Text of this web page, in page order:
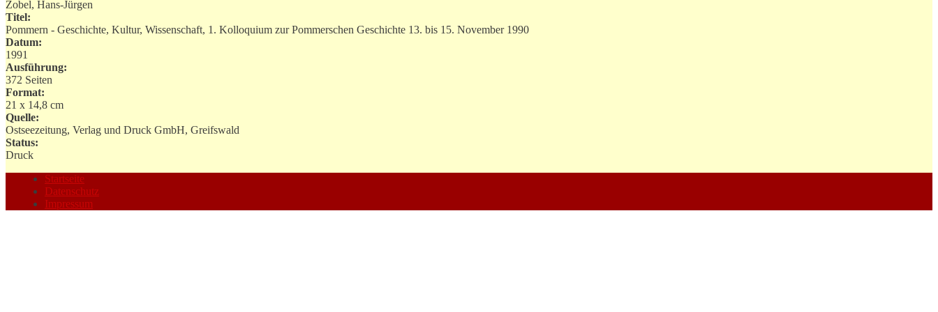
Zobel, Hans-Jürgen
Titel:
Pommern - Geschichte, Kultur, Wissenschaft, 1. Kolloquium zur Pommerschen Geschichte 13. bis 15. November 1990
Datum:
1991
Ausführung:
372 Seiten
Format:
21 x 14,8 cm
Quelle:
Ostseezeitung, Verlag und Druck GmbH, Greifswald
Status:
Druck
Startseite
Datenschutz
Impressum